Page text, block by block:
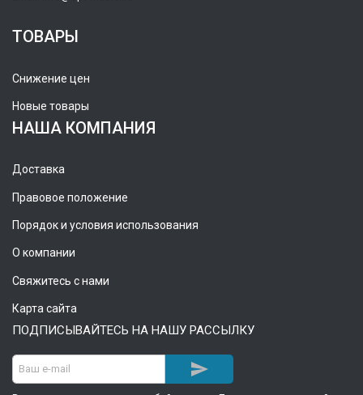
ТОВАРЫ
Снижение цен
Новые товары
НАША КОМПАНИЯ
Доставка
Правовое положение
Порядок и условия использования
О компании
Свяжитесь с нами
Карта сайта
ПОДПИСЫВАЙТЕСЬ НА НАШУ РАССЫЛКУ
